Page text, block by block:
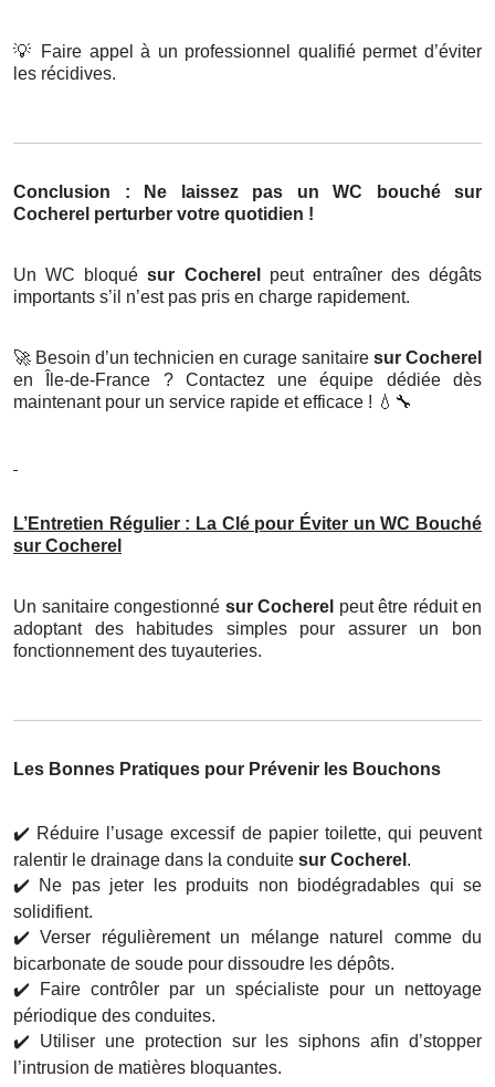
💡
Faire appel à un professionnel qualifié permet d’éviter
les récidives.
Conclusion : Ne laissez pas un WC bouché sur
Cocherel perturber votre quotidien !
Un WC bloquésur Cocherel peut entraîner des dégâts
importants s’il n’est pas pris en charge rapidement.
🚀 Besoin d’un technicien en curage sanitaire sur Cocherel
en Île-de-France ? Contactez une équipe dédiée dès
maintenant pour un service rapide et efficace ! 💧🔧
L’Entretien Régulier : La Clé pour Éviter un WC Bouché
sur Cocherel
Un sanitaire congestionné sur Cocherel peut être réduit en
adoptant des habitudes simples pour assurer un bon
fonctionnement des tuyauteries.
Les Bonnes Pratiques pour Prévenir les Bouchons
✔️ Réduire l’usage excessif de papier toilette, qui peuvent
ralentir le drainage dans la conduite sur Cocherel .
✔️ Ne pas jeter les produits non biodégradables qui se
solidifient.
✔️ Verser régulièrement un mélange naturel comme du
bicarbonate de soude pour dissoudre les dépôts.
✔️ Faire contrôler par un spécialiste pour un nettoyage
périodique des conduites.
✔️ Utiliser une protection sur les siphons afin d’stopper
l’intrusion de matières bloquantes.